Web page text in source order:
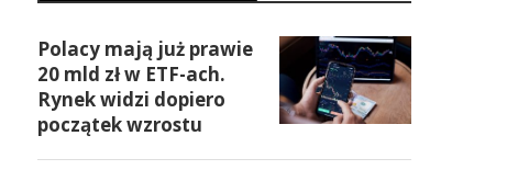
Polacy mają już prawie
20 mld zł w ETF-ach.
Rynek widzi dopiero
początek wzrostu